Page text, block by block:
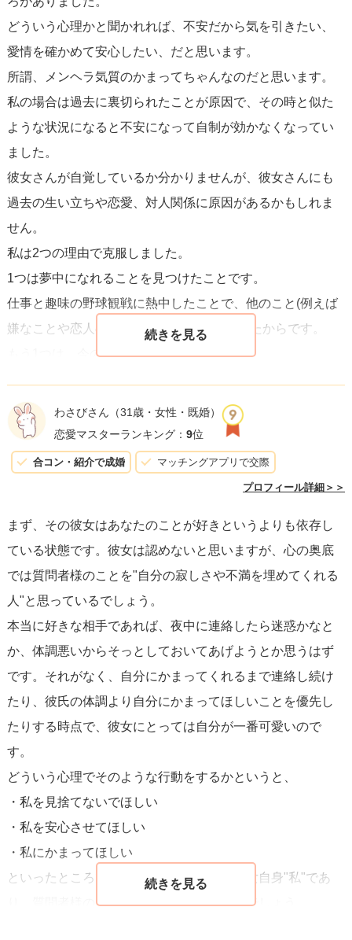
どういう心理かと聞かれれば、不安だから気を引きたい、
愛情を確かめて安心したい、だと思います。
所謂、メンヘラ気質のかまってちゃんなのだと思います。
私の場合は過去に裏切られたことが原因で、その時と似た
ような状況になると不安になって自制が効かなくなってい
ました。
彼女さんが自覚しているか分かりませんが、彼女さんにも
過去の生い立ちや恋愛、対人関係に原因があるかもしれま
せん。
私は2つの理由で克服しました。
1つは夢中になれることを見つけたことです。
仕事と趣味の野球観戦に熱中したことで、他のこと(例えば
嫌なことや恋人のこと)を考える時間が減ったからです。
もう1つは、今の夫と付き合ったことです。
ませんでした(笑)
私のムチャブリに振り回されることはないけど、それでも
私を責めることもなく見捨てず傍にいてくれました。
そのように私を大切に思っていることを言葉ではなく行動
放されました。
もちろん元々の性格もあるので、今でも時々どうしようも
ない不安に駆り立てられることがありますが、前よりずっ
と成長した自分と傍にいてくれる夫を信じてひたすら耐え
ています。
隣に夫が居てくれたら頑張れます。
あなたが、彼女さんにそこまで付き合えるかどうか、真剣
に考えてみるのもいいかもしれません。
期待に応えられないことで心が痛むようなら、相性は良く
ないのかもしれません。
わさびさん （31歳・女性・既婚）
恋愛マスターランキング： 9位
合コン・紹介で成婚 マッチングアプリで交際
プロフィール詳細＞＞
まず、その彼女はあなたのことが好きというよりも依存し
ている状態です。彼女は認めないと思いますが、心の奥底
では質問者様のことを"自分の寂しさや不満を埋めてくれる
人"と思っているでしょう。
本当に好きな相手であれば、夜中に連絡したら迷惑かなと
か、体調悪いからそっとしておいてあげようとか思うはず
です。それがなく、自分にかまってくれるまで連絡し続け
たり、彼氏の体調より自分にかまってほしいことを優先し
たりする時点で、彼女にとっては自分が一番可愛いので
す。
どういう心理でそのような行動をするかというと、
・私を見捨てないでほしい
・私を安心させてほしい
・私にかまってほしい
といったところでしょうか。全て主語は彼女自身"私"であ
り、質問者様のことをまるで考えていないでしょう。